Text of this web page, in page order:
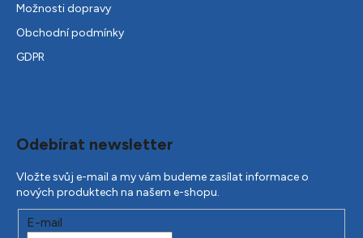
Možnosti dopravy
Obchodní podmínky
GDPR
Odebírat newsletter
Vložte svůj e-mail a my vám budeme zasílat informace o
nových produktech na našem e-shopu.
E-mail